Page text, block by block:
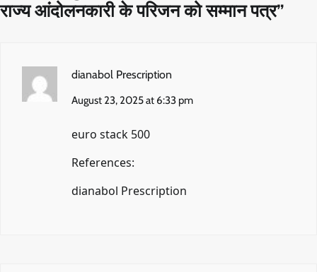
राज्य आंदोलनकारी के परिजन को सम्मान पत्र”
dianabol Prescription
August 23, 2025 at 6:33 pm
euro stack 500
References:
dianabol Prescription